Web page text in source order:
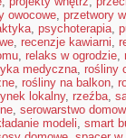
owocowe, przetwory
, psychoterapia,
, recenzje kawiarni,
, relaks w ogrodzie,
medyczna, rośliny
, rośliny na balkon,
lokalny, rzeźba,
, serowarstwo
modeli, smart